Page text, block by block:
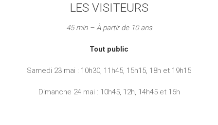
LES VISITEURS
45 min – À partir de 10 ans
Tout public
Samedi 23 mai : 10h30, 11h45, 15h15, 18h et 19h15
Dimanche 24 mai : 10h45, 12h, 14h45 et 16h